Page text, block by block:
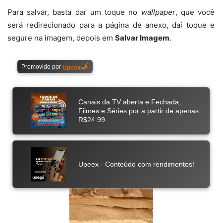
Para salvar, basta dar um toque no wallpaper, que você
será redirecionado para a página de anexo, daí toque e
segure na imagem, depois em Salvar Imagem.